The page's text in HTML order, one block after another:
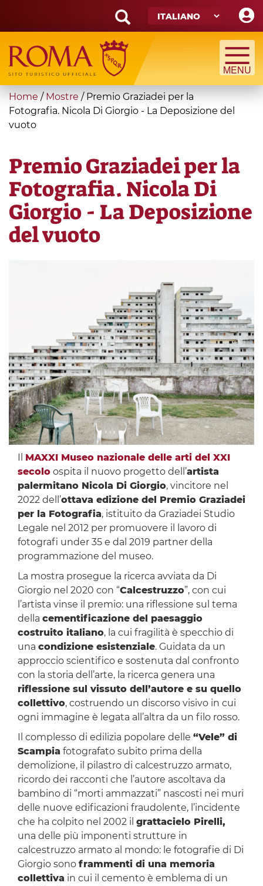
main
content
Search
form
Cerca
You
are
here
Home / Mostre / Premio Graziadei per la
Fotografia. Nicola Di Giorgio - La Deposizione del
vuoto
Premio Graziadei per la
Fotografia. Nicola Di
Giorgio - La Deposizione
del vuoto
MAXXI Museo nazionale delle arti del XXI
secoloospita il nuovo progetto dell’artista
palermitano Nicola Di Giorgio, vincitore nel
2022 dell’ottava edizione del Premio Graziadei
per la Fotografia, istituito da Graziadei Studio
Legale nel 2012 per promuovere il lavoro di
fotografi under 35 e dal 2019 partner della
programmazione del museo.
La mostra prosegue la ricerca avviata da Di
Giorgio nel 2020 con “Calcestruzzo”, con cui
l’artista vinse il premio: una riflessione sul tema
della cementificazione del paesaggio
costruito italiano, la cui fragilità è specchio di
una condizione esistenziale. Guidata da un
approccio scientifico e sostenuta dal confronto
con la storia dell’arte, la ricerca genera una
riflessione sul vissuto dell’autore e su quello
collettivo, costruendo un discorso visivo in cui
ogni immagine è legata all’altra da un filo rosso.
Il complesso di edilizia popolare delle “Vele” di
Scampia fotografato subito prima della
demolizione, il pilastro di calcestruzzo armato,
ricordo dei racconti che l’autore ascoltava da
bambino di “morti ammazzati” nascosti nei muri
delle nuove edificazioni fraudolente, l’incidente
che ha colpito nel 2002 il grattacielo Pirelli,
una delle più imponenti strutture in
calcestruzzo armato al mondo: le fotografie di Di
Giorgio sono frammenti di una memoria
collettiva in cui il cemento è emblema di un